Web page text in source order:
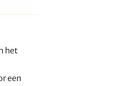
het
een